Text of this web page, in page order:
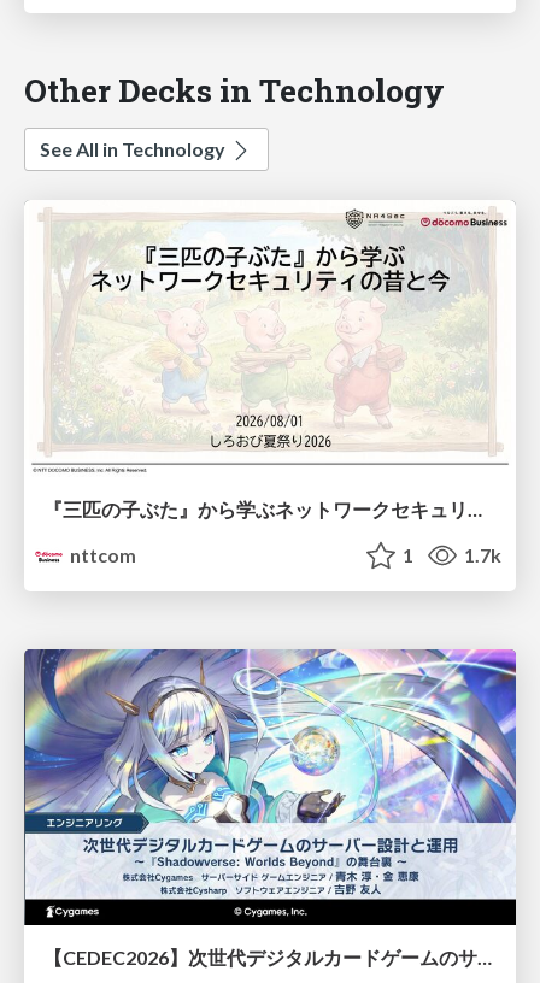
Other Decks in Technology
See All in Technology
nttcom
1 1.7k
【CEDEC2026】次世代デジタルカードゲームのサーバー設計と運用 〜『Shadowverse: Worlds Beyond』の舞台裏～